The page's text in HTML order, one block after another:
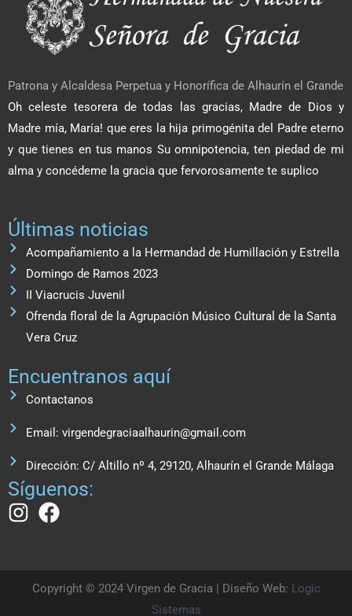
Patrona y Alcaldesa Perpetua y Honorífica de Alhaurín el Grande
Oh celeste tesorera de todas las gracias, Madre de Dios y
Madre mía, María! que eres la hija primogénita del Padre eterno
y que tienes en tus manos Su omnipotencia, ten piedad de mi
alma y concédeme la gracia que fervorosamente te suplico
Últimas noticias
Acompañamiento a la Hermandad de Humillación y Estrella
Domingo de Ramos 2023
II Viacrucis Juvenil
Ofrenda floral de la Agrupación Músico Cultural de la Santa
Vera Cruz
Encuentranos aquí
Contactanos
Email: virgendegraciaalhaurin@gmail.com
Dirección: C/ Altillo nº 4, 29120, Alhaurín el Grande Málaga
Síguenos:
Copyright © 2024 Virgen de Gracia | Diseño Web: Logic
Sistemas